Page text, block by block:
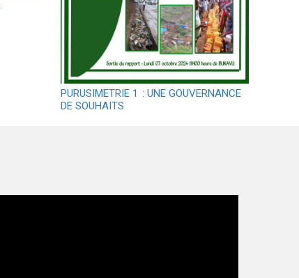
PURUSIMETRIE 1 : UNE GOUVERNANCE
DE SOUHAITS